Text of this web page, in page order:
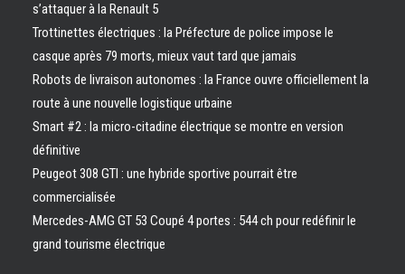
s’attaquer à la Renault 5
Trottinettes électriques : la Préfecture de police impose le
casque après 79 morts, mieux vaut tard que jamais
Robots de livraison autonomes : la France ouvre officiellement la
route à une nouvelle logistique urbaine
Smart #2 : la micro-citadine électrique se montre en version
définitive
Peugeot 308 GTI : une hybride sportive pourrait être
commercialisée
Mercedes-AMG GT 53 Coupé 4 portes : 544 ch pour redéfinir le
grand tourisme électrique